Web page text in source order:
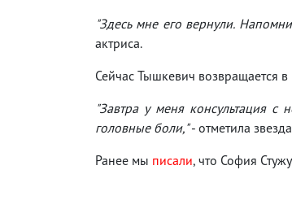
"Здесь мне его вернули.
актриса.
Сейчас Тышкевич возвращается
"Завтра у меня консультация с
головные боли,"- отметила
Ранее мы писали, что София